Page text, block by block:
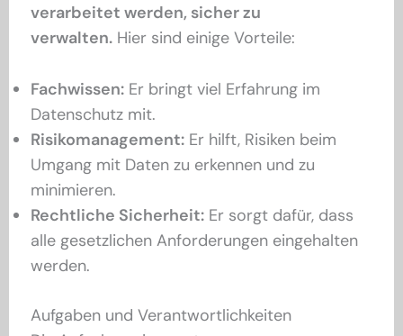
verarbeitet werden, sicher zu
verwalten.Hier sind einige Vorteile:
Fachwissen:Er bringt viel Erfahrung im
Datenschutz mit.
Risikomanagement:Er hilft, Risiken beim
Umgang mit Daten zu erkennen und zu
minimieren.
Rechtliche Sicherheit:Er sorgt dafür, dass
alle gesetzlichen Anforderungen eingehalten
werden.
Aufgaben und Verantwortlichkeiten